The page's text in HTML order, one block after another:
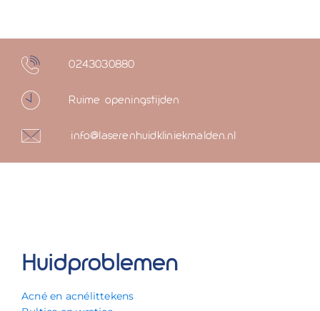
0243030880
Ruime openingstijden
info@laserenhuidkliniekmalden.nl
Huidproblemen
Acné en acnélittekens